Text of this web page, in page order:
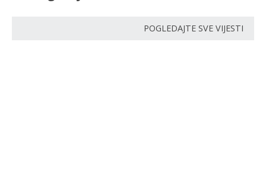
POGLEDAJTE SVE VIJESTI